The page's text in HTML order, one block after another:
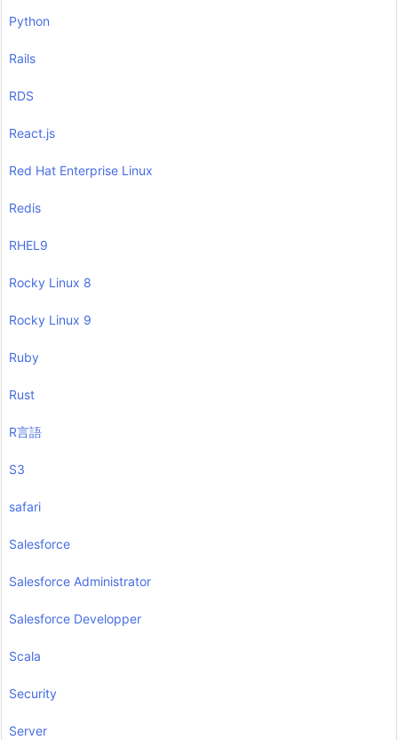
Python
Rails
RDS
React.js
Red Hat Enterprise Linux
Redis
RHEL9
Rocky Linux 8
Rocky Linux 9
Ruby
Rust
R言語
S3
safari
Salesforce
Salesforce Administrator
Salesforce Developper
Scala
Security
Server